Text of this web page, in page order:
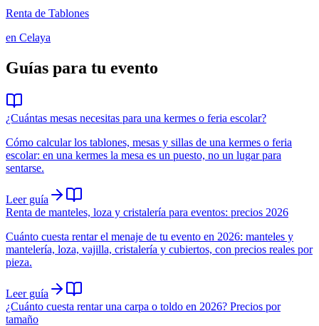
Renta de Tablones
en Celaya
Guías para tu evento
¿Cuántas mesas necesitas para una kermes o feria escolar?
Cómo calcular los tablones, mesas y sillas de una kermes o feria
escolar: en una kermes la mesa es un puesto, no un lugar para
sentarse.
Leer guía
Renta de manteles, loza y cristalería para eventos: precios 2026
Cuánto cuesta rentar el menaje de tu evento en 2026: manteles y
mantelería, loza, vajilla, cristalería y cubiertos, con precios reales por
pieza.
Leer guía
¿Cuánto cuesta rentar una carpa o toldo en 2026? Precios por
tamaño